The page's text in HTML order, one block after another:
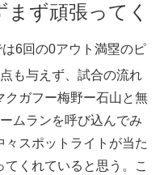
ず頑張ってく
6回の0アウト満塁のピ
も与えず、試合の流れ
クガフー梅野ー石山と無
ムランを呼び込んでみ
スポットライトが当た
くれていると思う。こ